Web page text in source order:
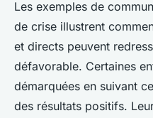
Les exemples de
de crise illustrent
et directs peuvent
défavorable. Certaines
démarquées en suivant
des résultats positifs.